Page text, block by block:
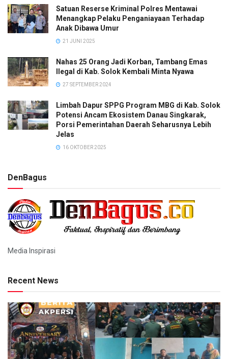
Satuan Reserse Kriminal Polres Mentawai
Menangkap Pelaku Penganiayaan Terhadap
Anak Dibawa Umur
21 JUNI 2025
Nahas 25 Orang Jadi Korban, Tambang Emas
Ilegal di Kab. Solok Kembali Minta Nyawa
27 SEPTEMBER 2024
Limbah Dapur SPPG Program MBG di Kab. Solok
Potensi Ancam Ekosistem Danau Singkarak,
Porsi Pemerintahan Daerah Seharusnya Lebih
Jelas
16 OKTOBER 2025
DenBagus
Media Inspirasi
Recent News